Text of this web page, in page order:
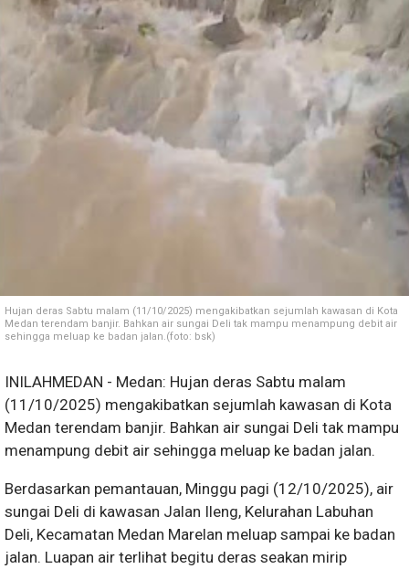
Hujan deras Sabtu malam (11/10/2025) mengakibatkan sejumlah kawasan di Kota
Medan terendam banjir. Bahkan air sungai Deli tak mampu menampung debit air
sehingga meluap ke badan jalan.(foto: bsk)
INILAHMEDAN - Medan: Hujan deras Sabtu malam
(11/10/2025) mengakibatkan sejumlah kawasan di Kota
Medan terendam banjir. Bahkan air sungai Deli tak mampu
menampung debit air sehingga meluap ke badan jalan.
Berdasarkan pemantauan, Minggu pagi (12/10/2025), air
sungai Deli di kawasan Jalan Ileng, Kelurahan Labuhan
Deli, Kecamatan Medan Marelan meluap sampai ke badan
jalan. Luapan air terlihat begitu deras seakan mirip